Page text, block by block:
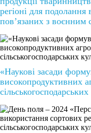
регіоні для подолання
пов’язаних з воєнним
«Наукові засади
високопродуктивних